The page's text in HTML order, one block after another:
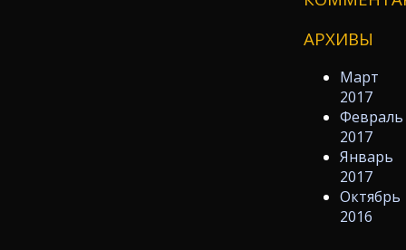
АРХИВЫ
Март
2017
Февраль
2017
Январь
2017
Октябрь
2016